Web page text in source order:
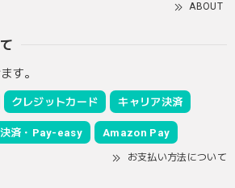
ABOUT
す。
クレジットカード キャリア決済
済・Pay-easy Amazon Pay
お支払い方法について